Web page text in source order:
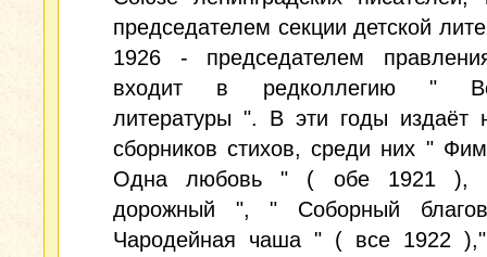
председателем секции детской
1926 - председателем
входит в редколлегию "
литературы ". В эти годы издаёт
сборников стихов, среди них "
Одна любовь " ( обе 1921 ),
дорожный ", " Соборный
Чародейная чаша " ( все 1922 ),"